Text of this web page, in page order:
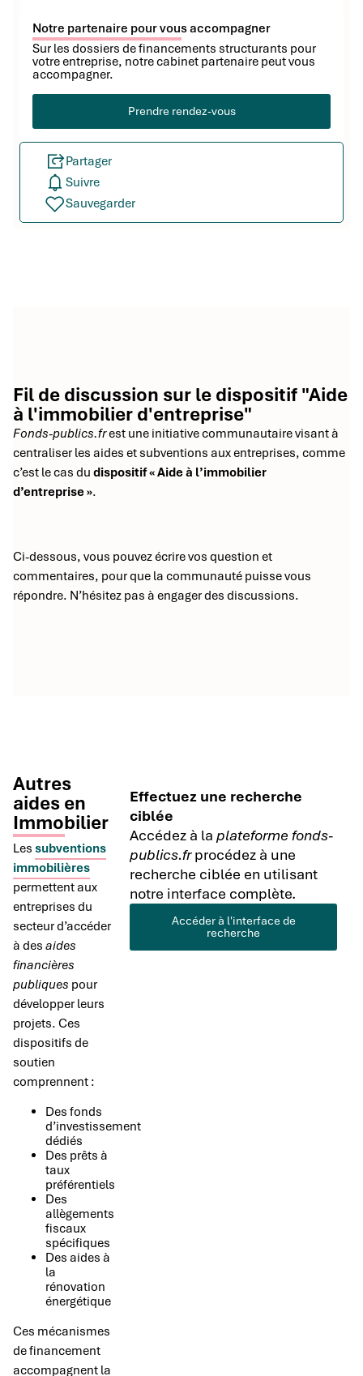
Notre partenaire pour vous accompagner
Sur les dossiers de financements structurants pour
votre entreprise, notre cabinet partenaire peut vous
accompagner.
Prendre rendez-vous
Partager
Suivre
Sauvegarder
Fil de discussion sur le dispositif "Aide
à l'immobilier d'entreprise"
Fonds-publics.frest une initiative communautaire visant à
centraliser les aides et subventions aux entreprises, comme
c’est le cas du dispositif « Aide à l’immobilier
d’entreprise ».
Ci-dessous, vous pouvez écrire vos question et
commentaires, pour que la communauté puisse vous
répondre. N’hésitez pas à engager des discussions.
Autres
aides en
Immobilier
Les subventions
immobilières
permettent aux
entreprises du
secteur d’accéder
à des aides
financières
publiques pour
développer leurs
projets. Ces
dispositifs de
soutien
comprennent :
Des fonds
d’investissement
dédiés
Des prêts à
taux
préférentiels
Des
allègements
fiscaux
spécifiques
Des aides à
la
rénovation
énergétique
Ces mécanismes
de financement
accompagnent la
Effectuez une recherche
ciblée
Accédez à laplateforme fonds-
publics.frprocédez à une
recherche ciblée en utilisant
notre interface complète.
Accéder à l'interface de
recherche